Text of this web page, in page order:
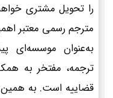
را تحویل مشتری
مترجم رسمی معتبر
به‌عنوان موسسه‌ای
ترجمه، مفتخر به
قضاییه است. به همین